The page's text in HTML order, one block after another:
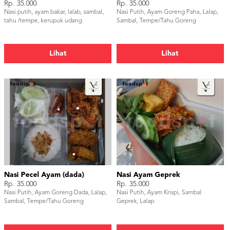
Rp. 35.000
Nasi putih, ayam bakar, lalab, sambal,
tahu /tempe, kerupuk udang
Lihat
Rp. 35.000
Nasi Putih, Ayam Goreng Paha, Lalap,
Sambal, Tempe/Tahu Goreng
Lihat
Nasi Pecel Ayam (dada)
Rp. 35.000
Nasi Putih, Ayam Goreng Dada, Lalap,
Sambal, Tempe/Tahu Goreng
Nasi Ayam Geprek
Rp. 35.000
Nasi Putih, Ayam Krispi, Sambal
Geprek, Lalap